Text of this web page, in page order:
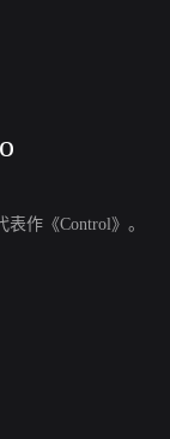
表作《Control》。